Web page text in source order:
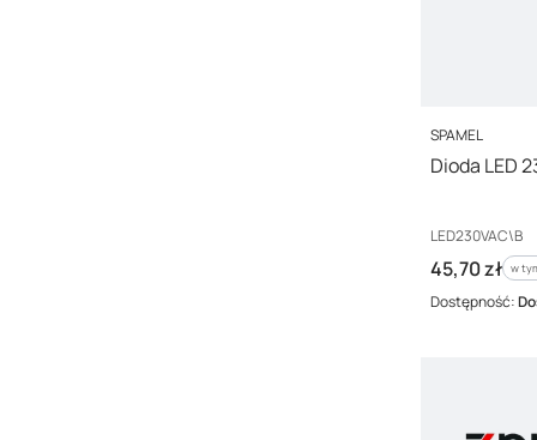
PRODUCENT
SPAMEL
Dioda LED
Kod producenta
LED230VAC\B
Cena brutto
45,70 zł w
w
Dostępność: